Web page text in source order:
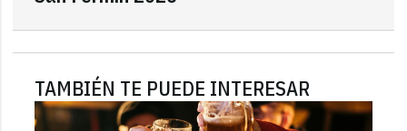
TAMBIÉN TE PUEDE INTERESAR